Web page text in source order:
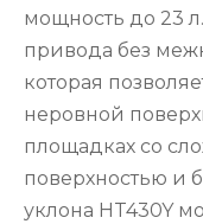
мощность до 23
привода без
которая
неровной
площадках со
поверхностью и
уклона HT430Y